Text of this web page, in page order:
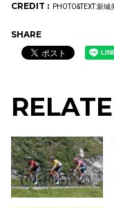
CREDIT : PHOTO&TEXT:新城
SHARE